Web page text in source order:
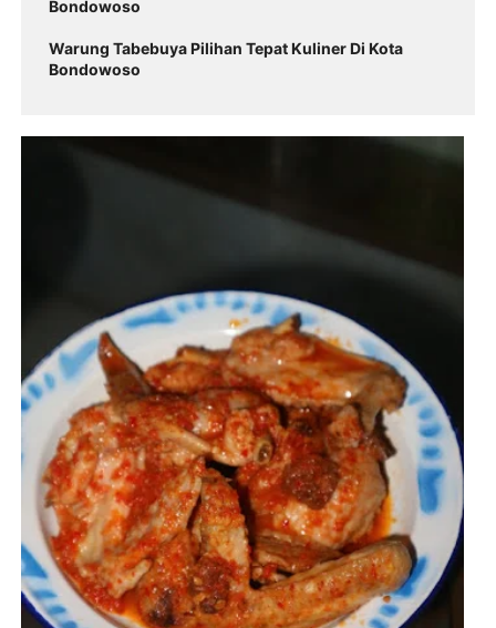
Bondowoso
Warung Tabebuya Pilihan Tepat Kuliner Di Kota
Bondowoso